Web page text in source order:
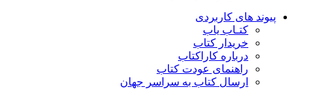
پیوند های کاربردی
کتـاب یاب
خریدار کتاب
درباره کاراکتاب
راهنمای عودت کتاب
ارسال کتاب به سراسر جهان